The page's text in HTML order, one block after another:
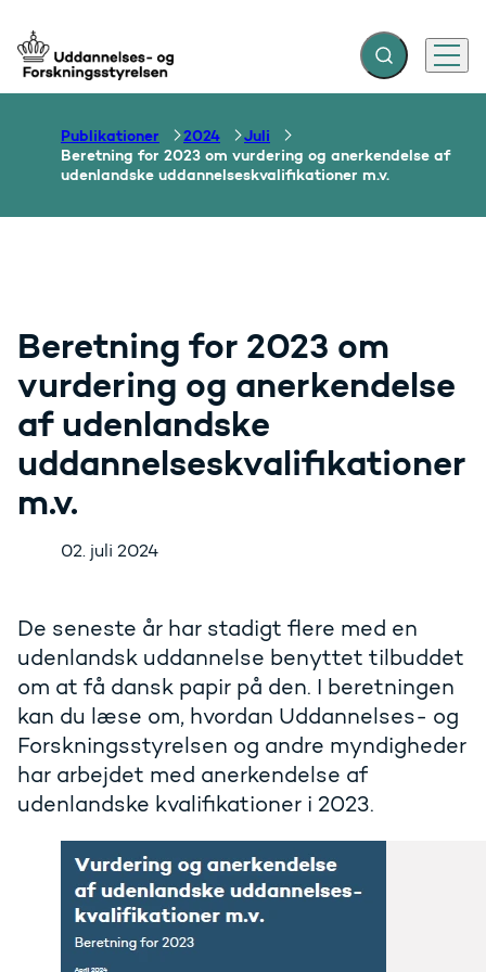
Gå til forsiden Fold søgefelt ud
Menu
Publikationer 2024
Juli
Beretning for 2023 om vurdering og anerkendelse af
udenlandske uddannelseskvalifikationer m.v.
Beretning for 2023 om
vurdering og anerkendelse
af udenlandske
uddannelseskvalifikationer
m.v.
02. juli 2024
De seneste år har stadigt flere med en
udenlandsk uddannelse benyttet tilbuddet
om at få dansk papir på den. I beretningen
kan du læse om, hvordan Uddannelses- og
Forskningsstyrelsen og andre myndigheder
har arbejdet med anerkendelse af
udenlandske kvalifikationer i 2023.